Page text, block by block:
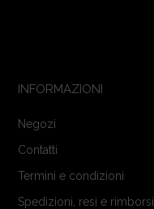
INFORMAZIONI
Negozi
Contatti
Termini e condizioni
Spedizioni, resi e rimborsi